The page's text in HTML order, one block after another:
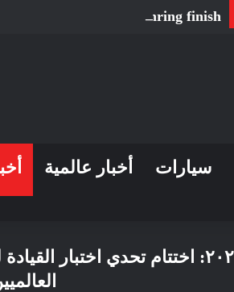
in tense Sachsenring finish
سيارات أخبار عالمية
قمة إكسيد العالمية للمستخدمين ٢٠٢٤: